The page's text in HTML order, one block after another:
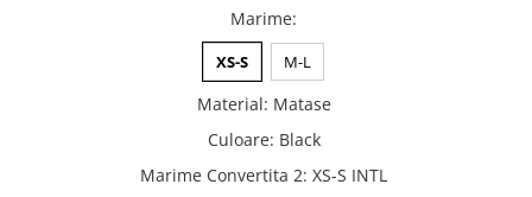
Marime:
XS-S M-L
Material: Matase
Culoare: Black
Marime Convertita 2: XS-S INTL